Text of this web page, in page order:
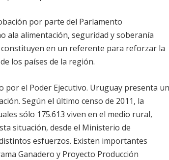
por parte del Parlamento
ala alimentación, seguridad y soberanía
en un referente para reforzar la
los países de la región.
por el Poder Ejecutivo. Uruguay presenta
Según el último censo de 2011, la
sólo 175.613 viven en el medio rural,
situación, desde el Ministerio de
esfuerzos. Existen importantes
Ganadero y Proyecto Producción